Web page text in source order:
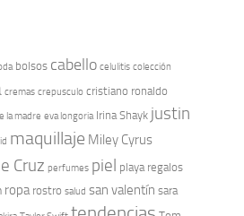
bolsos cabello celulitis colección
cremas crepusculo cristiano ronaldo
la madre eva longoria Irina Shayk justin
maquillaje Miley Cyrus
Cruz perfumes piel playa regalos
ropa rostro salud san valentín sara